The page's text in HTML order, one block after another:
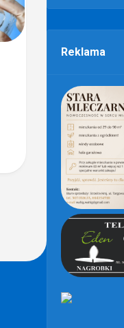
Reklama